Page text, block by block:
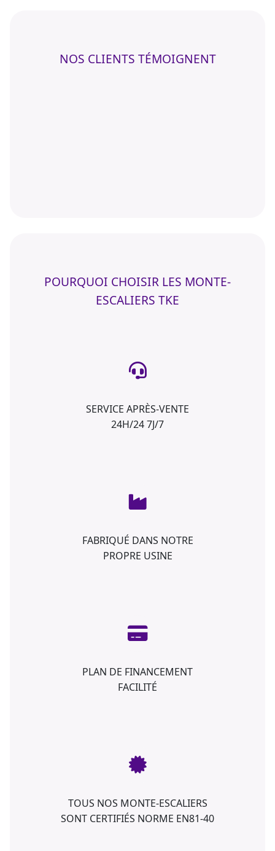
NOS CLIENTS TÉMOIGNENT
POURQUOI CHOISIR LES MONTE-
ESCALIERS TKE
SERVICE APRÈS-VENTE
24H/24 7J/7
FABRIQUÉ DANS NOTRE
PROPRE USINE
PLAN DE FINANCEMENT
FACILITÉ
TOUS NOS MONTE-ESCALIERS
SONT CERTIFIÉS NORME EN81-40